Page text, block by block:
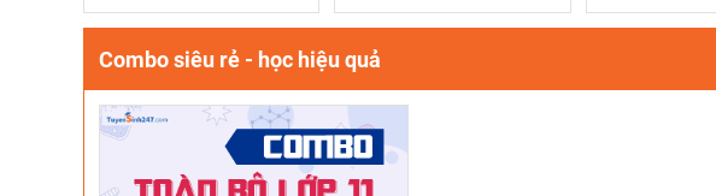
Combo siêu rẻ - học hiệu quả